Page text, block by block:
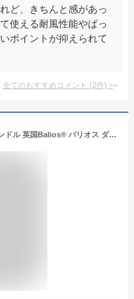
ど、きちんと感があっ
使える耐風性能やぱっ
ポイントが抑えられて
全てのおすすめコメント (2件) >
英国紳士の傘 木目が美しい天然木ハンドル 英国Balios®︎ バリオス ダブルキャノピー 折りたたみ傘 メンズ 傘 耐風 65cm 8本骨 395g 自動開閉 晴雨兼用 ジャンプ傘 ワンタッチ 大きい